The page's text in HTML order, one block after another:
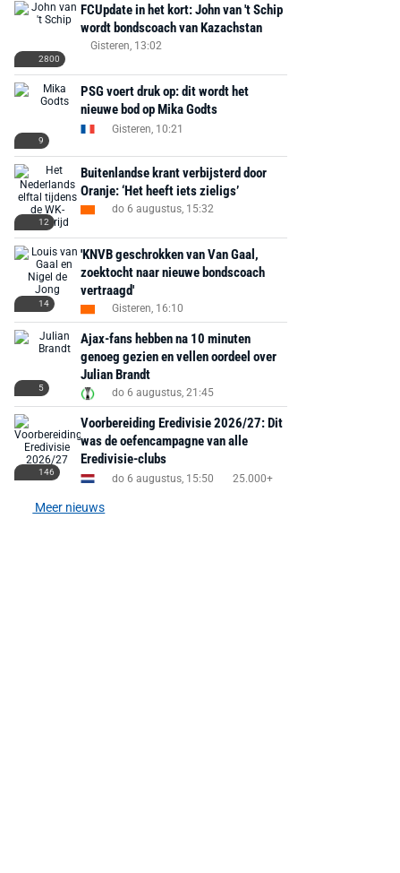
MediaMarkt
EA Sports FC 26 -
AANBIEDING -40%
Adidas
2800
FCUpdate in het kort: John van 't Schip
wordt bondscoach van Kazachstan
Gisteren, 13:02
9
PSG voert druk op: dit wordt het
nieuwe bod op Mika Godts
Gisteren, 10:21
12
Buitenlandse krant verbijsterd door
Oranje: ‘Het heeft iets zieligs’
do 6 augustus, 15:32
14
'KNVB geschrokken van Van Gaal,
zoektocht naar nieuwe bondscoach
vertraagd'
Gisteren, 16:10
5
Ajax-fans hebben na 10 minuten
genoeg gezien en vellen oordeel over
Julian Brandt
do 6 augustus, 21:45
146
Voorbereiding Eredivisie 2026/27: Dit
was de oefencampagne van alle
Eredivisie-clubs
do 6 augustus, 15:50 25.000+
Meer nieuws